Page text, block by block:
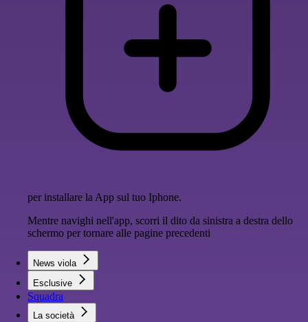
per installare la App sul tuo Iphone.
Mentre navighi nell'app, scorri il dito da sinistra a destra dello
schermo per tornare alle pagine precedenti
News viola
Esclusive
Squadra
La società